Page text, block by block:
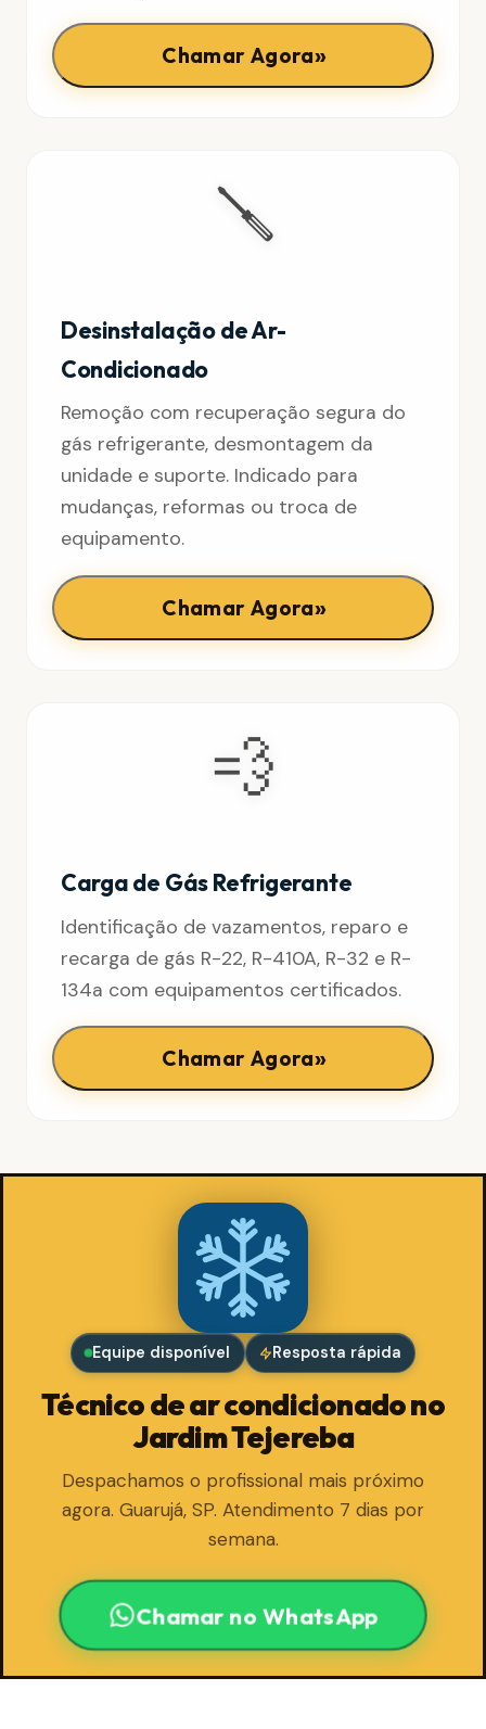
Chamar Agora»
🪛
Desinstalação de Ar-
Condicionado
Remoção com recuperação segura do
gás refrigerante, desmontagem da
unidade e suporte. Indicado para
mudanças, reformas ou troca de
equipamento.
Chamar Agora»
💨
Carga de Gás Refrigerante
Identificação de vazamentos, reparo e
recarga de gás R-22, R-410A, R-32 e R-
134a com equipamentos certificados.
Chamar Agora»
Equipe disponível Resposta rápida
Técnico de ar condicionado no
Jardim Tejereba
Despachamos o profissional mais próximo
agora. Guarujá, SP. Atendimento 7 dias por
semana.
Chamar no WhatsApp